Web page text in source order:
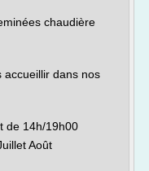
chaudière
accueillir dans nos
de 14h/19h00
Août